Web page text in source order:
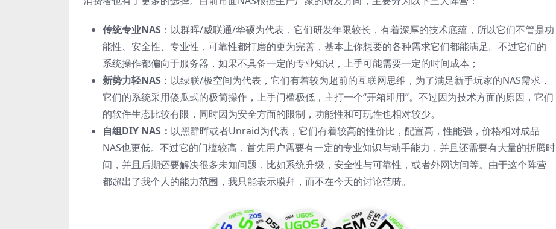
传统专业NAS ：以群晖/威联通/华硕为代表，它们研发年限较长，有着深厚的技术底蕴，所以它们不管是功
能性、安全性、专业性，可靠性都打磨的更为完善，基本上你想要的各种需求它们都能满足。不过它们的
系统操作都偏向于服务器，如果不具备一定的专业知识，上手可能需要一定的时间成本；
新势力轻NAS ：以绿联/极空间为代表，它们有着较为超前的互联网思维，为了满足新手玩家的NAS需求，
它们的系统采用傻瓜式的极简操作，上手门槛极低，主打一个“开箱即用”。不过因为技术方面的原因，它们
的软件生态比较有限，同时因为安全方面的限制，功能性和可玩性也相对较少。
自组DIY NAS： 以黑群晖或者Unraid为代表，它们有着较高的性价比，配置高，性能强，价格相对成品
NAS也更低。不过它的门槛较高，首先用户需要有一定的专业知识与动手能力，并且还需要有大量的折腾时
间，并且后期还要解决很多未知问题，比如系统升级，安全性与可靠性，或者外网访问等。由于这个阵营
都超出了我个人的能力范围，我只能表示膜拜，而不在今天的讨论范畴。